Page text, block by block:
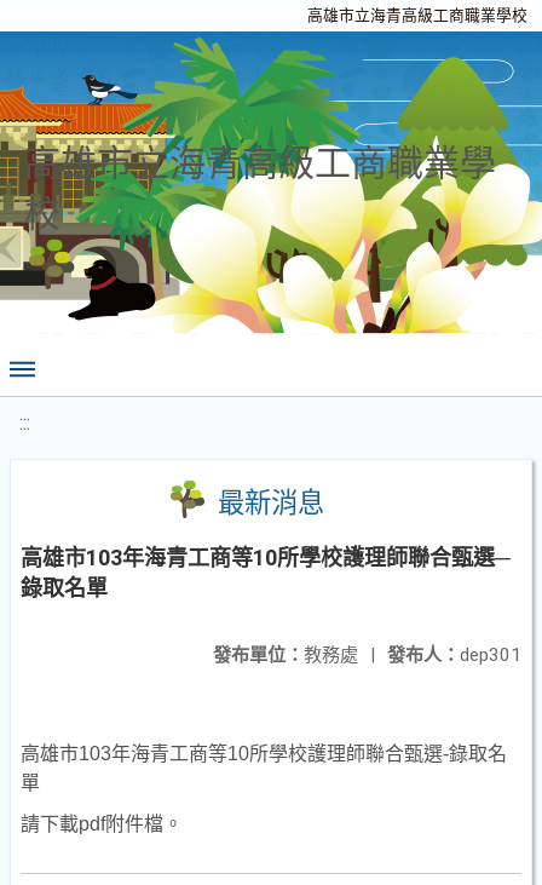
高雄市立海青高級工商職業學校
高雄市立海青高級工商職業學
校
:::
最新消息
高雄市103年海青工商等10所學校護理師聯合甄選─
錄取名單
發布人： dep301
發布單位： 教務處 |
高雄市103年海青工商等10所學校護理師聯合甄選-錄取名
單
請下載pdf附件檔。